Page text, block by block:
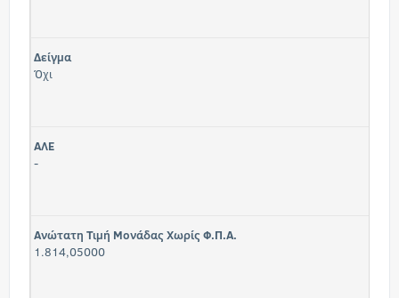
Δείγμα
Όχι
ΑΛΕ
-
Ανώτατη Τιμή Μονάδας Χωρίς Φ.Π.Α.
1.814,05000